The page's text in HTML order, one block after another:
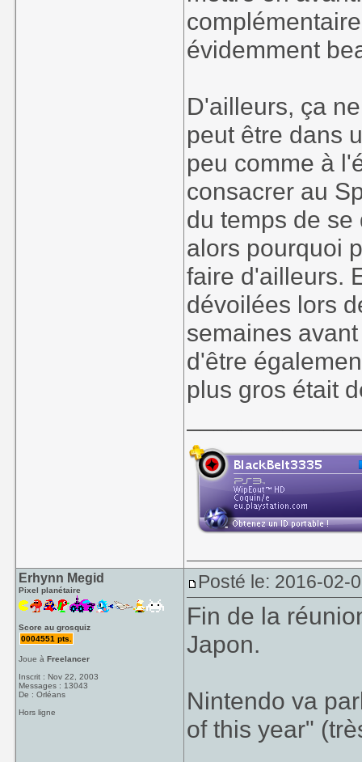
évidemment
D'ailleurs, ça
peut être dans
peu comme à
consacrer au
du temps de
alors pourquoi
faire d'ailleurs.
dévoilées lors
semaines
d'être
plus gros était
Erhynn Megid
Pixel planétaire
Score au grosquiz
0004551 pts.
Joue àFreelancer
Inscrit : Nov 22, 2003
Messages : 13043
De : Orléans
Hors ligne
Posté le: 2016-02-
Fin de la
Japon.
Nintendo va
of this year"